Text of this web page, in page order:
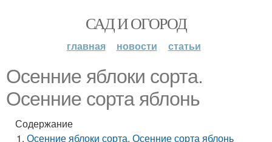
САД И ОГОРОД
главная новости статьи
Осенние яблоки сорта.
Осенние сорта яблонь
Содержание
Осенние яблоки сорта. Осенние сорта яблонь